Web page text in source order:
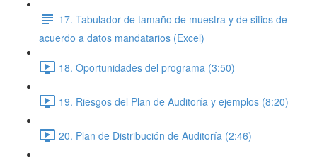
17. Tabulador de tamaño de muestra y de sitios de
acuerdo a datos mandatarios (Excel)
18. Oportunidades del programa (3:50)
19. Riesgos del Plan de Auditoría y ejemplos (8:20)
20. Plan de Distribución de Auditoría (2:46)